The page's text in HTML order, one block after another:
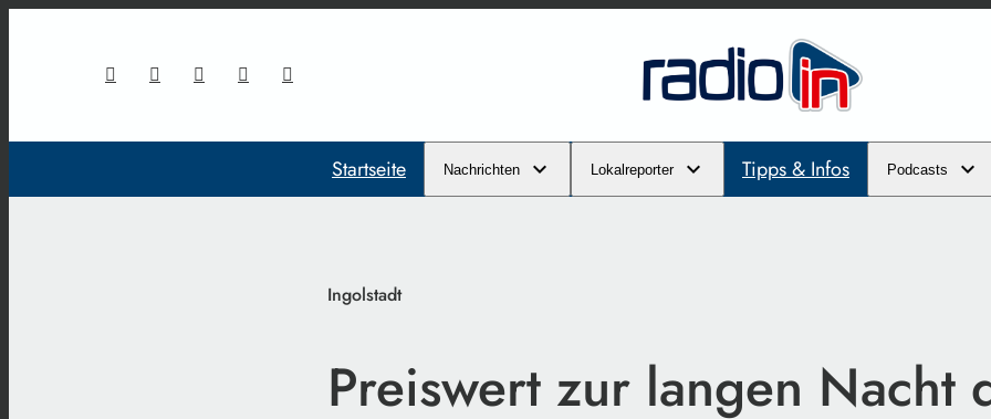
Startseite Nachrichten Lokalreporter Tipps & Infos Podcasts
Ingolstadt
Preiswert zur langen Nacht